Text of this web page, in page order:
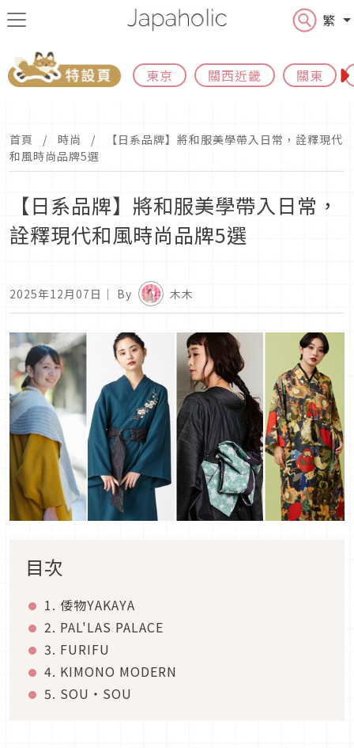
繁
東京 關西近畿 關東
首頁 時尚
【日系品牌】將和服美學帶入日常，詮釋現代
和風時尚品牌5選
【日系品牌】將和服美學帶入日常，
詮釋現代和風時尚品牌5選
2025年12月07日 ｜ By 木木
目次
1. 倭物YAKAYA
2. PAL'LAS PALACE
3. FURIFU
4. KIMONO MODERN
5. SOU・SOU